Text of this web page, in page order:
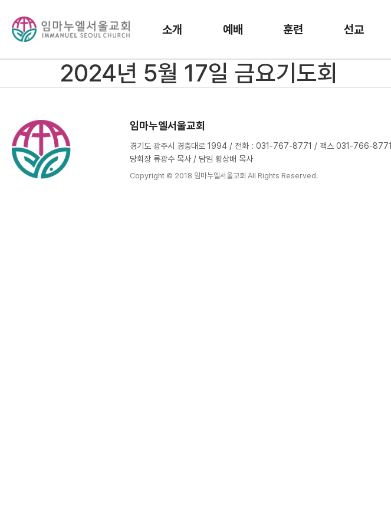
소개 예배 훈련 선교
2024년 5월 17일 금요기도회
임마누엘서울교회
경기도 광주시 경충대로 1994 / 전화 : 031-767-8771 / 팩스 031-766-8771
당회장 류광수 목사 / 담임 황상배 목사
Copyright © 2018 임마누엘서울교회 All Rights Reserved.